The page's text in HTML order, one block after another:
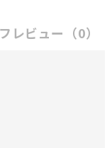
レビュー （0）